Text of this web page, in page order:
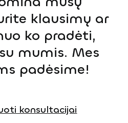
klausimų ar
ko pradėti,
mumis. Mes
padėsime!
konsultacijai